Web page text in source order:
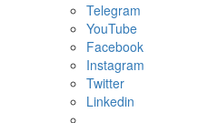
Telegram
YouTube
Facebook
Instagram
Twitter
Linkedin